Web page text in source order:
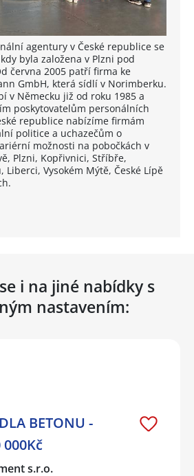
agentury v České republice se
byla založena v Plzni pod
června 2005 patří firma ke
GmbH, která sídlí v Norimberku.
v Německu již od roku 1985 a
poskytovatelům personálních
republice nabízíme firmám
politice a uchazečům o
možnosti na pobočkách v
Plzni, Kopřivnici, Stříbře,
Liberci, Vysokém Mýtě, České Lípě
i na jiné nabídky s
nastavením:
BETONU -
000Kč
s.r.o.